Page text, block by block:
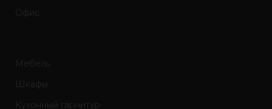
Офис
Мебель
Шкафы
Кухонный гарнитур